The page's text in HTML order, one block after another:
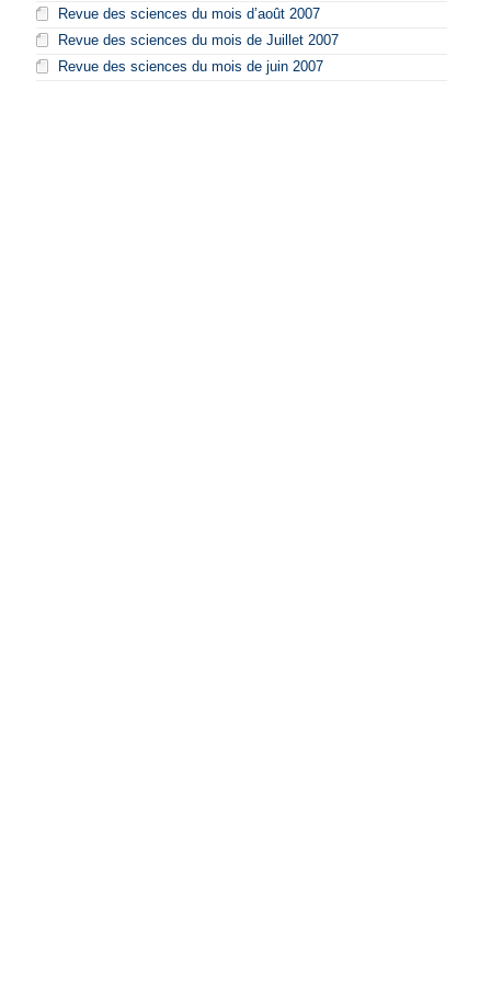
Revue des sciences du mois d’août 2007
Revue des sciences du mois de Juillet 2007
Revue des sciences du mois de juin 2007